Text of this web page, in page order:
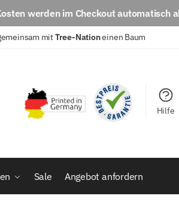
werden im Checkout automatisch
mitTree-Nationeinen Baum
Hilfe
Sale Angebot anfordern